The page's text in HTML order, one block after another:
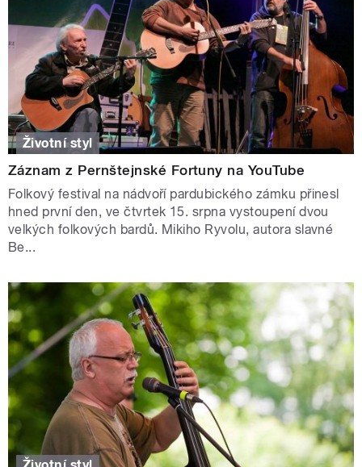
Životní styl
Záznam z Pernštejnské Fortuny na YouTube
Folkový festival na nádvoří pardubického zámku přinesl
hned první den, ve čtvrtek 15. srpna vystoupení dvou
velkých folkových bardů. Mikiho Ryvolu, autora slavné
Be...